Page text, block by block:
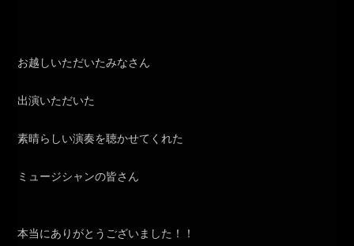
お越しいただいたみなさん
出演いただいた
素晴らしい演奏を聴かせてくれた
ミュージシャンの皆さん
本当にありがとうございました！！